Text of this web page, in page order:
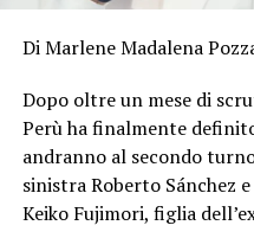
Di Marlene Madalena
Dopo oltre un mese di
Perù ha finalmente
andranno al secondo
sinistra Roberto Sánchez
Keiko Fujimori, figlia